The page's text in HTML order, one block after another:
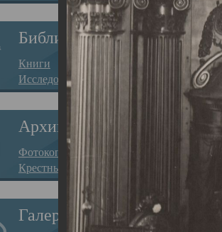
Библиотека
Книги
Исследования
Архив
Фотокопии дел
Крестные ходы
Галерея